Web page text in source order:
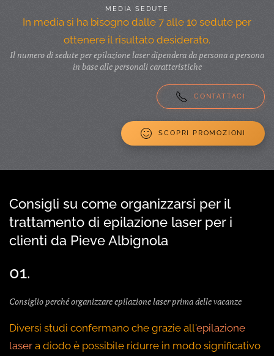
MEDIA SEDUTE
In media si ha bisogno dalle 7 alle 10 sedute per
ottenere il risultato desiderato.
Il numero di sedute per epilazione laser dipendera da persona a persona
in base alle personali caratteristiche
CONTATTACI
SCOPRI PROMOZIONI
Consigli su come organizzarsi per il
trattamento di epilazione laser per i
clienti da Pieve Albignola
01.
Consiglio perché organizzare epilazione laser prima delle vacanze
Diversi studi confermano che grazie all'epilazione
laser a diodo è possibile ridurre in modo significativo